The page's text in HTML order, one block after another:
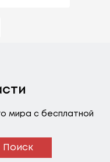
мира с бесплатной
Поиск